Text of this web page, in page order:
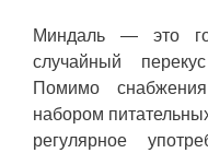
Миндаль — это
случайный
Помимо
набором
регулярное